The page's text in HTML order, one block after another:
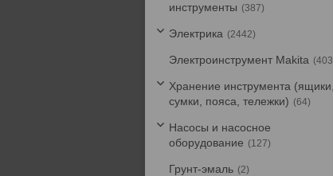
инструменты
387
Электрика 2442
Электроинструмент Makita 403
Хранение инструмента (ящики,
сумки, пояса, тележки)
64
Насосы и насосное
оборудование
127
Грунт-эмаль 2